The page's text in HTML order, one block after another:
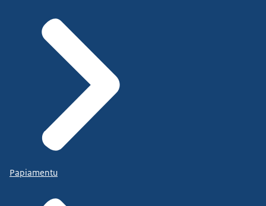
Papiamentu